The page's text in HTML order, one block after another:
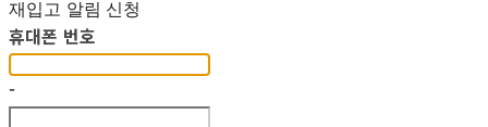
재입고 알림 신청
휴대폰 번호
-